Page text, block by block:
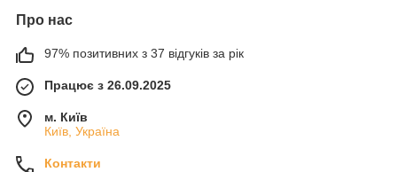
Про нас
97% позитивних з 37 відгуків за рік
Працює з 26.09.2025
м. Київ
Київ, Україна
Контакти